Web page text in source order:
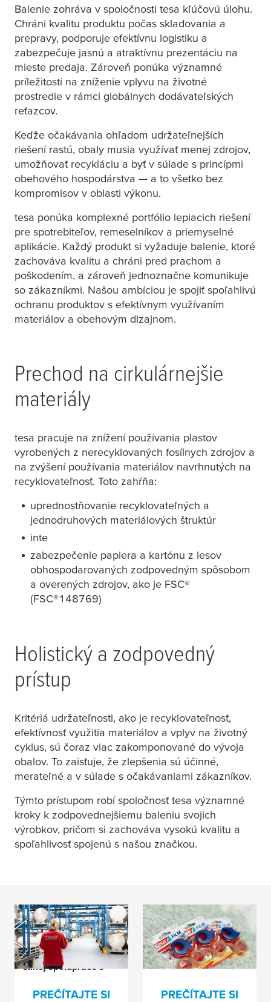
Balenie zohráva v spoločnosti tesa kľúčovú úlohu.
Chráni kvalitu produktu počas skladovania a
prepravy, podporuje efektívnu logistiku a
zabezpečuje jasnú a atraktívnu prezentáciu na
mieste predaja. Zároveň ponúka významné
príležitosti na zníženie vplyvu na životné
prostredie v rámci globálnych dodávateľských
reťazcov.
Keďže očakávania ohľadom udržateľnejších
riešení rastú, obaly musia využívať menej zdrojov,
umožňovať recykláciu a byť v súlade s princípmi
obehového hospodárstva — a to všetko bez
kompromisov v oblasti výkonu.
tesa ponúka komplexné portfólio lepiacich riešení
pre spotrebiteľov, remeselníkov a priemyselné
aplikácie. Každý produkt si vyžaduje balenie, ktoré
zachováva kvalitu a chráni pred prachom a
poškodením, a zároveň jednoznačne komunikuje
so zákazníkmi. Našou ambíciou je spojiť spoľahlivú
ochranu produktov s efektívnym využívaním
materiálov a obehovým dizajnom.
Prechod na cirkulárnejšie
materiály
tesa pracuje na znížení používania plastov
vyrobených z nerecyklovaných fosílnych zdrojov a
na zvýšení používania materiálov navrhnutých na
recyklovateľnosť. Toto zahŕňa:
uprednostňovanie recyklovateľných a
jednodruhových materiálových štruktúr
inte
zabezpečenie papiera a kartónu z lesov
obhospodarovaných zodpovedným spôsobom
a overených zdrojov, ako je FSC®
(FSC®148769)
Holistický a zodpovedný
prístup
Kritériá udržateľnosti, ako je recyklovateľnosť,
efektívnosť využitia materiálov a vplyv na životný
cyklus, sú čoraz viac zakomponované do vývoja
obalov. To zaisťuje, že zlepšenia sú účinné,
merateľné a v súlade s očakávaniami zákazníkov.
Týmto prístupom robí spoločnosť tesa významné
kroky k zodpovednejšiemu baleniu svojich
výrobkov, pričom si zachováva vysokú kvalitu a
spoľahlivosť spojenú s našou značkou.
Zavádzanie
obehových obalov
prostredníctvom
silnej spolupráce s
PREČÍTAJTE SI
Nie všetky PCR sú
rovnaké
PREČÍTAJTE SI